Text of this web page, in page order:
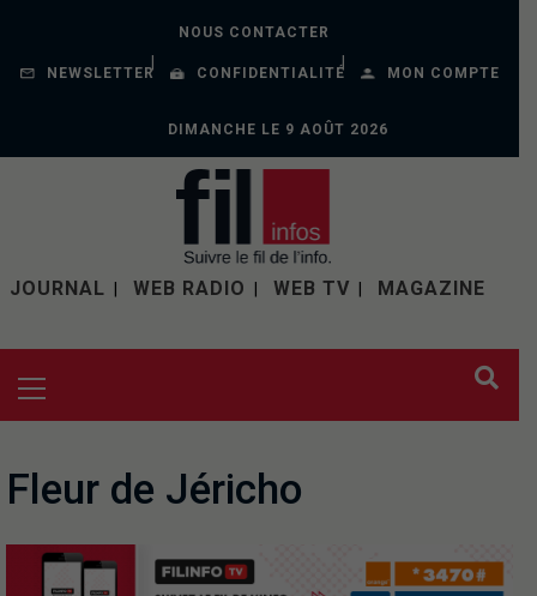
NOUS CONTACTER
NEWSLETTER CONFIDENTIALITÉ MON COMPTE
DIMANCHE LE 9 AOÛT 2026
JOURNAL WEB RADIO WEB TV MAGAZINE
Fleur de Jéricho